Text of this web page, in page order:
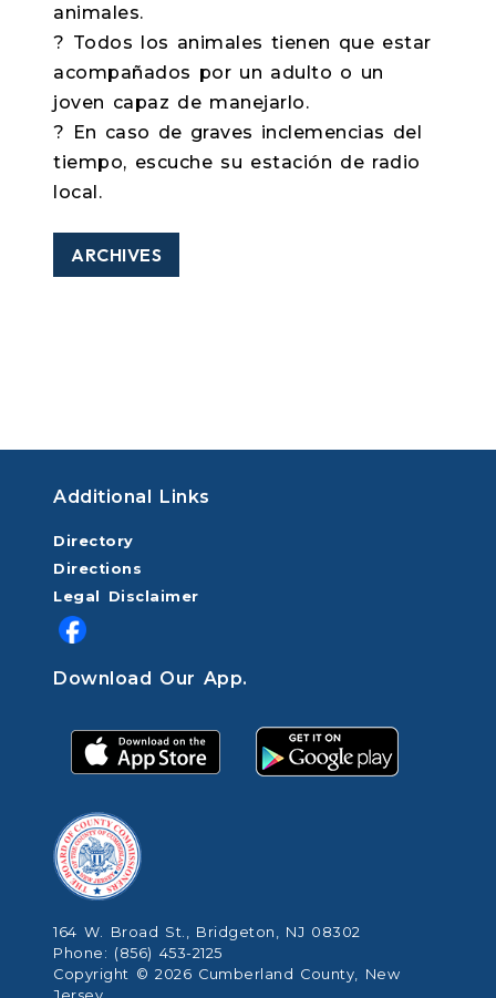
animales.
? Todos los animales tienen que estar
acompañados por un adulto o un
joven capaz de manejarlo.
? En caso de graves inclemencias del
tiempo, escuche su estación de radio
local.
ARCHIVES
Additional Links
Directory
Directions
Legal Disclaimer
Download Our App.
164 W. Broad St., Bridgeton, NJ 08302
Phone: (856) 453-2125
Copyright © 2026 Cumberland County, New